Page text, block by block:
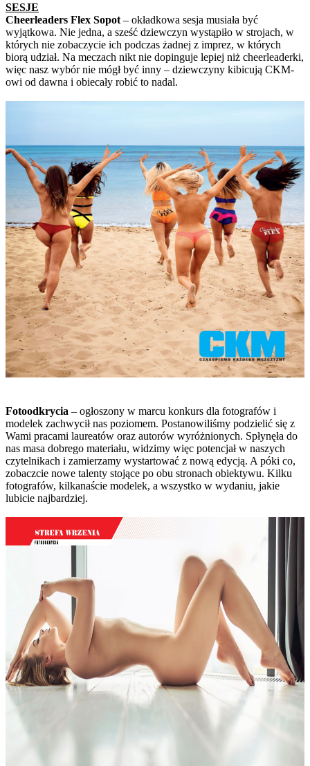
SESJE
Cheerleaders Flex Sopot – okładkowa sesja musiała być
wyjątkowa. Nie jedna, a sześć dziewczyn wystąpiło w strojach, w
których nie zobaczycie ich podczas żadnej z imprez, w których
biorą udział. Na meczach nikt nie dopinguje lepiej niż cheerleaderki,
więc nasz wybór nie mógł być inny – dziewczyny kibicują CKM-
owi od dawna i obiecały robić to nadal.
Fotoodkrycia – ogłoszony w marcu konkurs dla fotografów i
modelek zachwycił nas poziomem. Postanowiliśmy podzielić się z
Wami pracami laureatów oraz autorów wyróżnionych. Spłynęła do
nas masa dobrego materiału, widzimy więc potencjał w naszych
czytelnikach i zamierzamy wystartować z nową edycją. A póki co,
zobaczcie nowe talenty stojące po obu stronach obiektywu. Kilku
fotografów, kilkanaście modelek, a wszystko w wydaniu, jakie
lubicie najbardziej.